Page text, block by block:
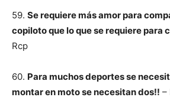
59. Se requiere más amor para
copiloto que lo que se requiere para
Rcp
60. Para muchos deportes se
montar en moto se necesitan dos!! –